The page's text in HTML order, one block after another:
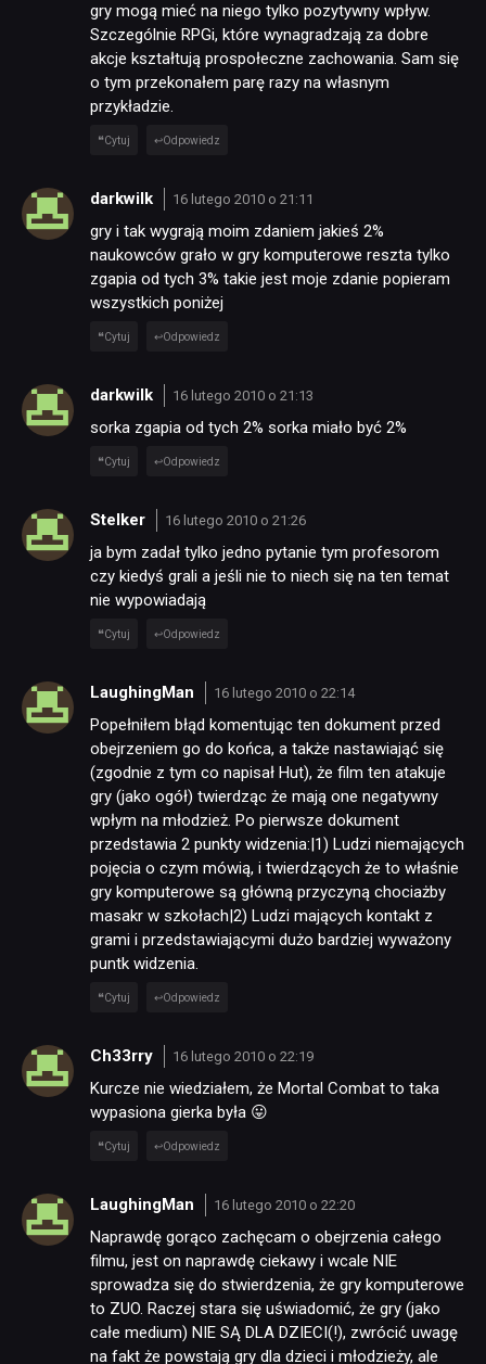
NEWSY
PUBLICYSTYKA
KULTURA
gry mogą mieć na niego tylko pozytywny wpływ.
Szczególnie RPGi, które wynagradzają za dobre
akcje kształtują prospołeczne zachowania. Sam się
o tym przekonałem parę razy na własnym
przykładzie.
Cytuj Odpowiedz
darkwilk 16 lutego 2010 o 21:11
gry i tak wygrają moim zdaniem jakieś 2%
naukowców grało w gry komputerowe reszta tylko
zgapia od tych 3% takie jest moje zdanie popieram
wszystkich poniżej
Cytuj Odpowiedz
darkwilk 16 lutego 2010 o 21:13
sorka zgapia od tych 2% sorka miało być 2%
Cytuj Odpowiedz
Stelker 16 lutego 2010 o 21:26
ja bym zadał tylko jedno pytanie tym profesorom
czy kiedyś grali a jeśli nie to niech się na ten temat
nie wypowiadają
Cytuj Odpowiedz
LaughingMan 16 lutego 2010 o 22:14
Popełniłem błąd komentując ten dokument przed
obejrzeniem go do końca, a także nastawiająć się
(zgodnie z tym co napisał Hut), że film ten atakuje
gry (jako ogół) twierdząc że mają one negatywny
wpłym na młodzież. Po pierwsze dokument
przedstawia 2 punkty widzenia:|1) Ludzi niemających
pojęcia o czym mówią, i twierdzących że to właśnie
gry komputerowe są główną przyczyną chociażby
masakr w szkołach|2) Ludzi mających kontakt z
grami i przedstawiającymi dużo bardziej wyważony
puntk widzenia.
Cytuj Odpowiedz
Ch33rry 16 lutego 2010 o 22:19
Kurcze nie wiedziałem, że Mortal Combat to taka
wypasiona gierka była 😛
Cytuj Odpowiedz
LaughingMan 16 lutego 2010 o 22:20
Naprawdę gorąco zachęcam o obejrzenia całego
filmu, jest on naprawdę ciekawy i wcale NIE
sprowadza się do stwierdzenia, że gry komputerowe
to ZUO. Raczej stara się uświadomić, że gry (jako
całe medium) NIE SĄ DLA DZIECI(!), zwrócić uwagę
na fakt że powstają gry dla dzieci i młodzieży, ale